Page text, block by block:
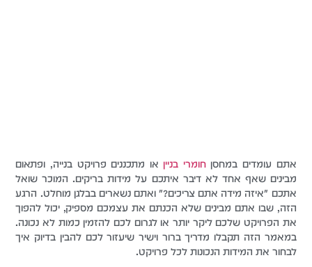
אתם עומדים במחסןחומרי בניין או מתכננים פרויקט בנייה, ופתאום
מבינים שאף אחד לא דיבר איתכם על מידות בריקים. המוכר שואל
אתכם "איזה מידה אתם צריכים?" ואתם נשארים בבלגן מוחלט. הרגע
הזה, שבו אתם מבינים שלא הכנתם את עצמכם מספיק, יכול להפוך
את הפרויקט שלכם ליקר יותר או לגרום לכם להזמין כמות לא נכונה.
במאמר הזה תקבלו מדריך ברור וישיר שיעזור לכם להבין בדיוק איך
לבחור את המידות הנכונות לכל פרויקט.